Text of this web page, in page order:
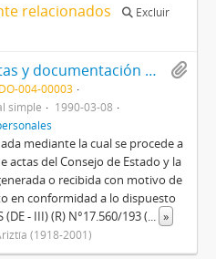
relacionados
Excluir
[Recibo de actas y documentación del Consejo del Estado]
004-00003
simple
1990-03-08
mediante la cual se procede a
actas del Consejo de Estado y la
o recibida con motivo de
en conformidad a lo dispuesto
(DE - III) (R) N°17.560/193 (... »
(1918-2001)